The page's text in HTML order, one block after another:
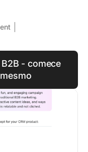
- comece